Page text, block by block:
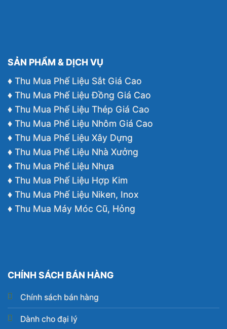
SẢN PHẨM & DỊCH VỤ
♦ Thu Mua Phế Liệu Sắt Giá Cao
♦ Thu Mua Phế Liệu Đồng Giá Cao
♦ Thu Mua Phế Liệu Thép Giá Cao
♦ Thu Mua Phế Liệu Nhôm Giá Cao
♦ Thu Mua Phế Liệu Xây Dựng
♦ Thu Mua Phế Liệu Nhà Xưởng
♦ Thu Mua Phế Liệu Nhựa
♦ Thu Mua Phế Liệu Hợp Kim
♦ Thu Mua Phế Liệu Niken, Inox
♦ Thu Mua Máy Móc Cũ, Hỏng
CHÍNH SÁCH BÁN HÀNG
Chính sách bán hàng
Dành cho đại lý